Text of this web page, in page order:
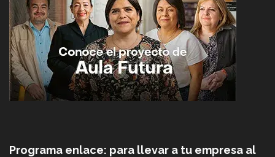
Programa enlace: para llevar a tu empresa al